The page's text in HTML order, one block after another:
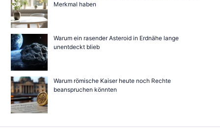
Merkmal haben
Warum ein rasender Asteroid in Erdnähe lange
unentdeckt blieb
Warum römische Kaiser heute noch Rechte
beanspruchen könnten